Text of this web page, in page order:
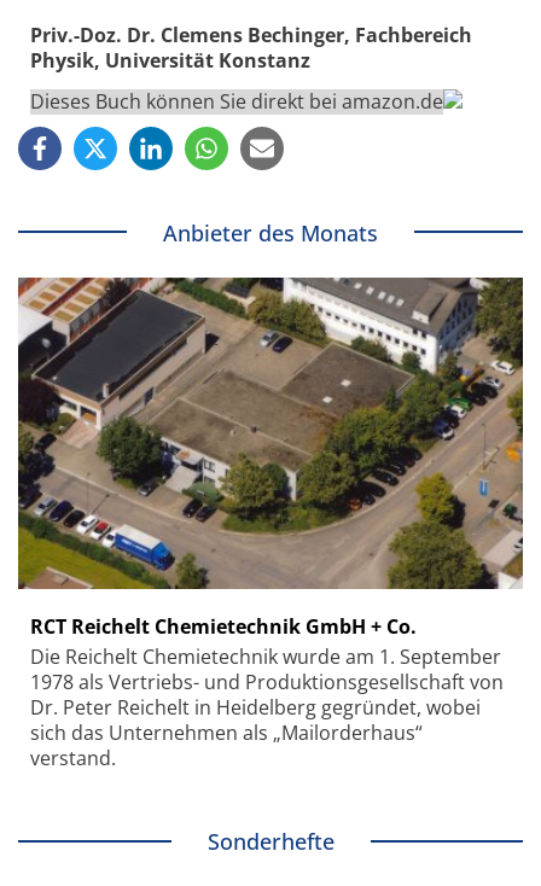
Priv.-Doz. Dr. Clemens Bechinger, Fachbereich
Physik, Universität Konstanz
Dieses Buch können Sie direkt bei amazon.de
Anbieter des Monats
RCT Reichelt Chemietechnik GmbH + Co.
Die Reichelt Chemietechnik wurde am 1. September
1978 als Vertriebs- und Produktionsgesellschaft von
Dr. Peter Reichelt in Heidelberg gegründet, wobei
sich das Unternehmen als „Mailorderhaus“
verstand.
Sonderhefte